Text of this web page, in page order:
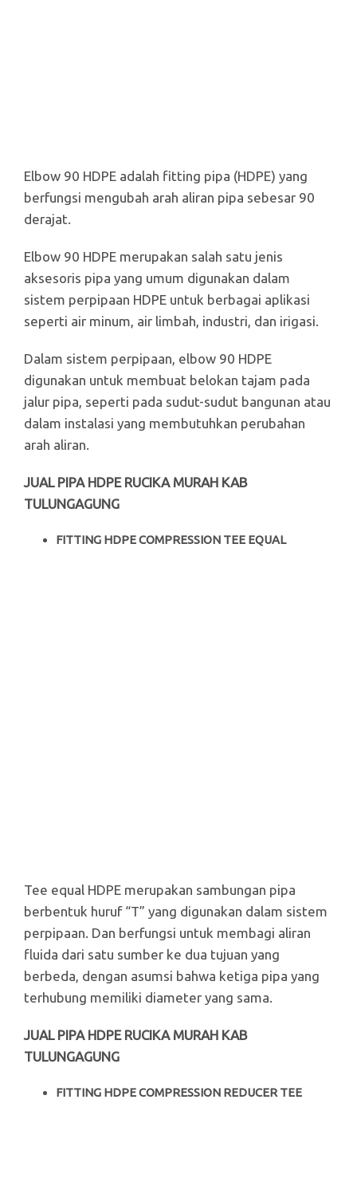
Elbow 90 HDPE adalah fitting pipa (HDPE) yang
berfungsi mengubah arah aliran pipa sebesar 90
derajat.
Elbow 90 HDPE merupakan salah satu jenis
aksesoris pipa yang umum digunakan dalam
sistem perpipaan HDPE untuk berbagai aplikasi
seperti air minum, air limbah, industri, dan irigasi.
Dalam sistem perpipaan, elbow 90 HDPE
digunakan untuk membuat belokan tajam pada
jalur pipa, seperti pada sudut-sudut bangunan atau
dalam instalasi yang membutuhkan perubahan
arah aliran.
JUAL PIPA HDPE RUCIKA MURAH KAB
TULUNGAGUNG
FITTING HDPE COMPRESSION TEE EQUAL
Tee equal HDPE merupakan sambungan pipa
berbentuk huruf “T” yang digunakan dalam sistem
perpipaan. Dan berfungsi untuk membagi aliran
fluida dari satu sumber ke dua tujuan yang
berbeda, dengan asumsi bahwa ketiga pipa yang
terhubung memiliki diameter yang sama.
JUAL PIPA HDPE RUCIKA MURAH KAB
TULUNGAGUNG
FITTING HDPE COMPRESSION REDUCER TEE